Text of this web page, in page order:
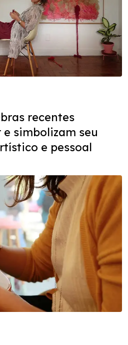
recentes
simbolizam seu
e pessoal